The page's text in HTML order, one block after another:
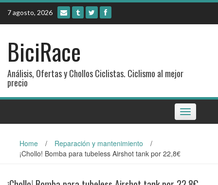
Skip
content
7 agosto, 2026
BiciRace
Análisis, Ofertas y Chollos Ciclistas. Ciclismo al mejor
precio
Toggle
navigation
Home / Reparación y mantenimiento
/
¡Chollo! Bomba para tubeless Airshot tank por 22,8€